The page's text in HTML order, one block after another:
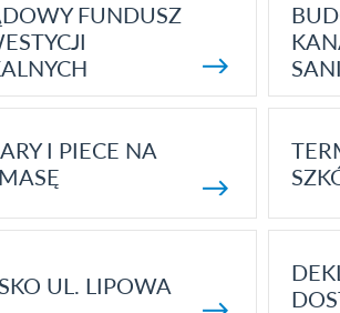
FUNDUSZ
I PIECE NA
UL. LIPOWA